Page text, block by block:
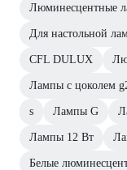
Люминесцентные
Для настольной
CFL DULUX
Лампы с цоколем
s Лампы G
Лампы 12 Вт
Белые